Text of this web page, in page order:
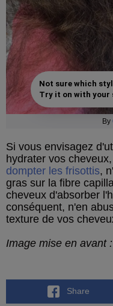
Not sure which
Try it on with your
By
Si vous envisagez
hydrater vos
dompter les frisottis,
gras sur la fibre
cheveux d'absorber
conséquent, n'en
texture de vos
Image mise en avant :
Share